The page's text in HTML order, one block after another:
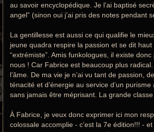
au savoir encyclopédique. Je l’ai baptisé
angel” (sinon oui j’ai pris des notes pendant
La gentillesse est aussi ce qui qualifie le
jeune quadra respire la passion et se dit haut
“extrémiste”. Amis funkologues, il existe
nous ! Car Fabrice est beaucoup plus
l’âme. De ma vie je n’ai vu tant de passion,
ténacité et d’énergie au service d’un
sans jamais être méprisant. La grande classe
À Fabrice, je veux donc exprimer ici mon
colossale accomplie - c’est la 7e édition!!! -